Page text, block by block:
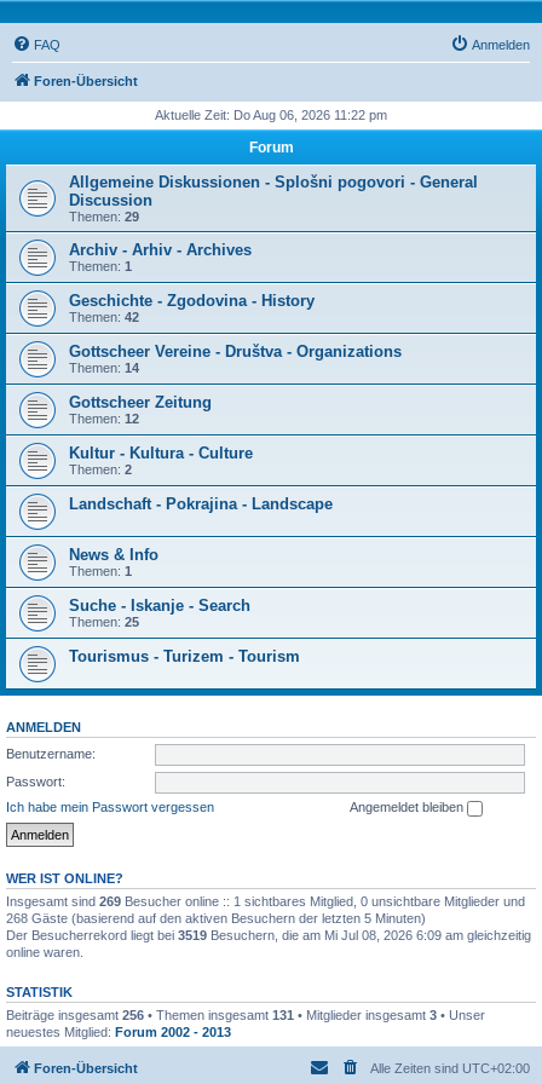
FAQ Anmelden
Foren-Übersicht
Aktuelle Zeit: Do Aug 06, 2026 11:22 pm
Forum
Allgemeine Diskussionen - Splošni pogovori - General
Discussion
Themen: 29
Archiv - Arhiv - Archives
Themen: 1
Geschichte - Zgodovina - History
Themen: 42
Gottscheer Vereine - Društva - Organizations
Themen: 14
Gottscheer Zeitung
Themen: 12
Kultur - Kultura - Culture
Themen: 2
Landschaft - Pokrajina - Landscape
News & Info
Themen: 1
Suche - Iskanje - Search
Themen: 25
Tourismus - Turizem - Tourism
ANMELDEN
Benutzername:
Passwort:
Ich habe mein Passwort vergessen
Angemeldet bleiben
WER IST ONLINE?
Insgesamt sind 269 Besucher online :: 1 sichtbares Mitglied, 0 unsichtbare Mitglieder und
268 Gäste (basierend auf den aktiven Besuchern der letzten 5 Minuten)
Der Besucherrekord liegt bei 3519 Besuchern, die am Mi Jul 08, 2026 6:09 am gleichzeitig
online waren.
STATISTIK
Beiträge insgesamt 256 • Themen insgesamt 131 • Mitglieder insgesamt 3 • Unser
neuestes Mitglied: Forum 2002 - 2013
Foren-Übersicht Alle Zeiten sind UTC+02:00